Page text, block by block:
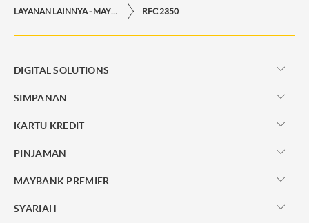
RFC 2350
DIGITAL SOLUTIONS
SIMPANAN
KARTU KREDIT
PINJAMAN
MAYBANK PREMIER
SYARIAH